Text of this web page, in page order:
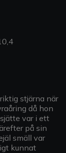
stjärna när
då hon
var i ett
på sin
smäll var
kunnat